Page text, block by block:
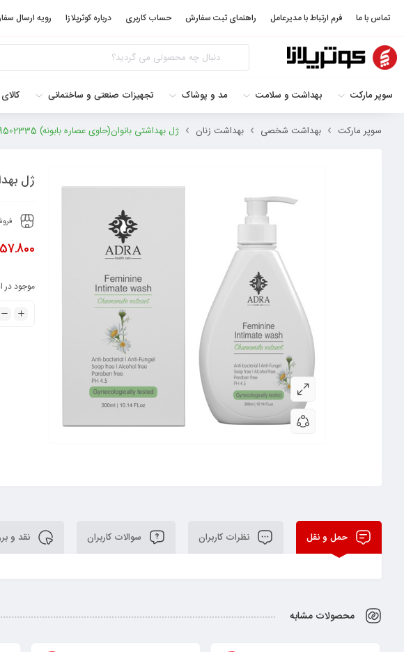
تماس با ما فرم ارتباط با مدیرعامل راهنمای ثبت سفارش حساب کاربری درباره کوثرپلازا رویه ارسال
سوپر مارکت بهداشت و سلامت مد و پوشاک تجهیزات صنعتی و ساختمانی
سوپر مارکت بهداشت شخصی بهداشت زنان ژل بهداشتی بانوان(حاوی عصاره بابونه) 6263289502335
ژل
موجود در
حمل و نقل نظرات کاربران سوالات کاربران نقد و
محصولات مشابه